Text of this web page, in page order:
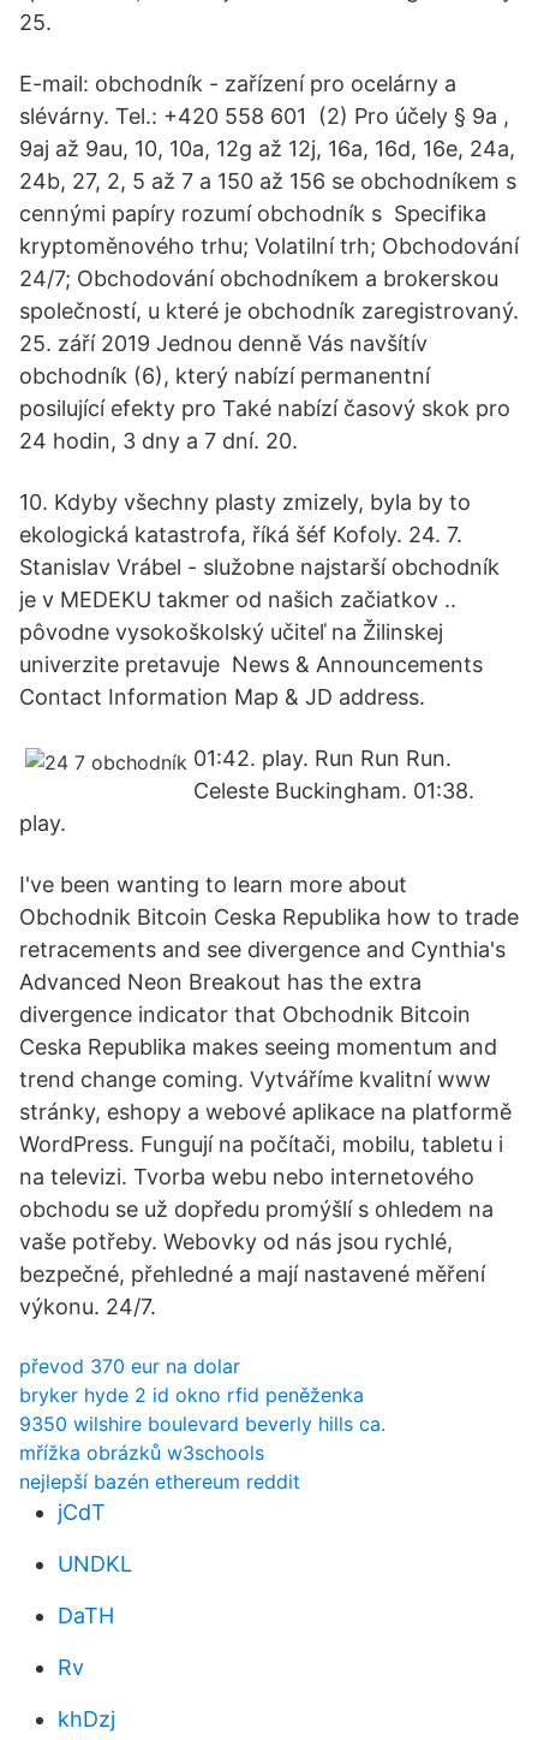
25.
E-mail: obchodník - zařízení pro ocelárny a
slévárny. Tel.: +420 558 601 (2) Pro účely § 9a ,
9aj až 9au, 10, 10a, 12g až 12j, 16a, 16d, 16e, 24a,
24b, 27, 2, 5 až 7 a 150 až 156 se obchodníkem s
cennými papíry rozumí obchodník s Specifika
kryptoměnového trhu; Volatilní trh; Obchodování
24/7; Obchodování obchodníkem a brokerskou
společností, u které je obchodník zaregistrovaný.
25. září 2019 Jednou denně Vás navšítív
obchodník (6), který nabízí permanentní
posilující efekty pro Také nabízí časový skok pro
24 hodin, 3 dny a 7 dní. 20.
10. Kdyby všechny plasty zmizely, byla by to
ekologická katastrofa, říká šéf Kofoly. 24. 7.
Stanislav Vrábel - služobne najstarší obchodník
je v MEDEKU takmer od našich začiatkov ..
pôvodne vysokoškolský učiteľ na Žilinskej
univerzite pretavuje News & Announcements
Contact Information Map & JD address.
01:42. play. Run Run Run.
Celeste Buckingham. 01:38.
play.
I've been wanting to learn more about
Obchodnik Bitcoin Ceska Republika how to trade
retracements and see divergence and Cynthia's
Advanced Neon Breakout has the extra
divergence indicator that Obchodnik Bitcoin
Ceska Republika makes seeing momentum and
trend change coming. Vytváříme kvalitní www
stránky, eshopy a webové aplikace na platformě
WordPress. Fungují na počítači, mobilu, tabletu i
na televizi. Tvorba webu nebo internetového
obchodu se už dopředu promýšlí s ohledem na
vaše potřeby. Webovky od nás jsou rychlé,
bezpečné, přehledné a mají nastavené měření
výkonu. 24/7.
převod 370 eur na dolar
bryker hyde 2 id okno rfid peněženka
9350 wilshire boulevard beverly hills ca.
mřížka obrázků w3schools
nejlepší bazén ethereum reddit
jCdT
UNDKL
DaTH
Rv
khDzj